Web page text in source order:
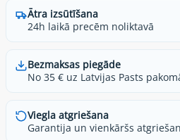
Ātra izsūtīšana
24h laikā precēm noliktavā
Bezmaksas piegāde
No 35 € uz Latvijas Pasts
Viegla atgriešana
Garantija un vienkāršs